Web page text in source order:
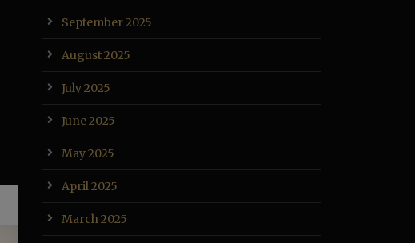
September 2025
August 2025
July 2025
June 2025
May 2025
April 2025
March 2025